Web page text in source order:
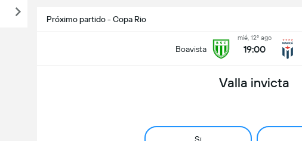
Próximo partido - Copa Rio
Boavista
mié, 12º ago
19:00
Valla invicta